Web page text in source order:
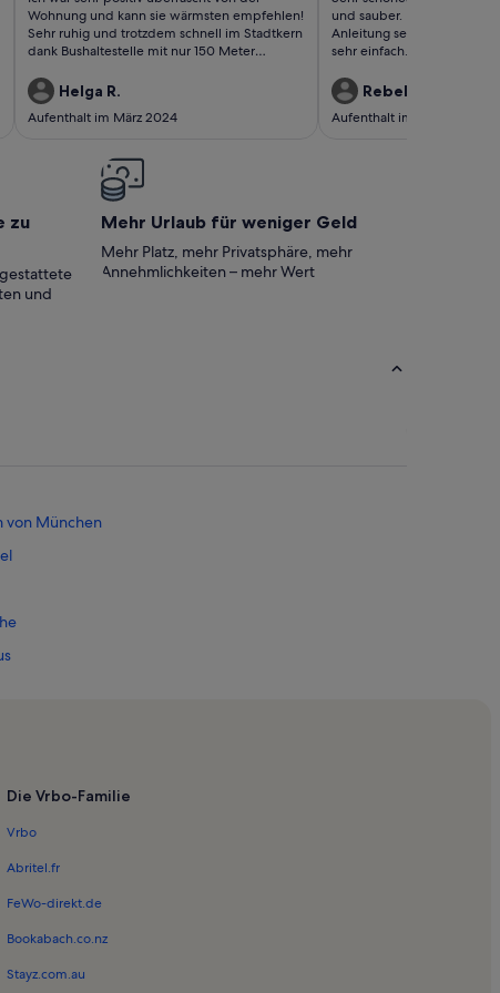
bewertungen)
Wohnung und kann sie wärmsten empfehlen!
Sehr ruhig und trotzdem schnell im Stadtkern
dank Bushaltestelle mit nur 150 Meter
Helga R.
Aufenthalt im März 2024
bewertungen)
und sauber. Der Check-in
Anleitung sehr detailliert
sehr einfach. U-Bahn
Restaurants und
direkter Nähe. Sehr netter
zum Vermieter möglich
Rebekka M.
Aufenthalt im Feb. 2024
zu
und
Mehr Urlaub für weniger Geld
Mehr Platz, mehr Privatsphäre, mehr
Annehmlichkeiten – mehr Wert
von München
Die Vrbo-Familie
Vrbo
Abritel.fr
FeWo-direkt.de
Bookabach.co.nz
Stayz.com.au